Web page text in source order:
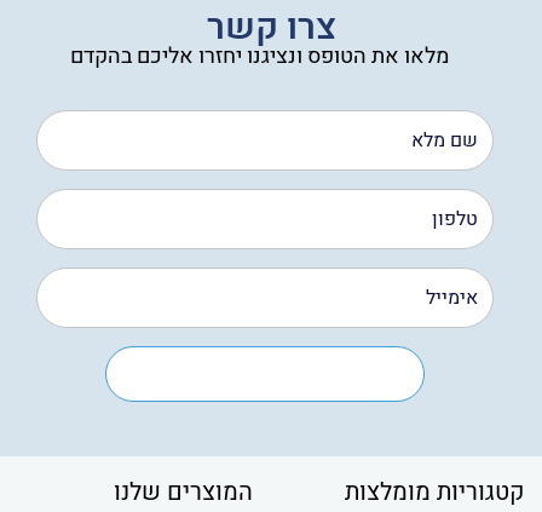
צרו קשר
מלאו את הטופס ונציגנו יחזרו אליכם בהקדם
קטגוריות מומלצות המוצרים שלנו